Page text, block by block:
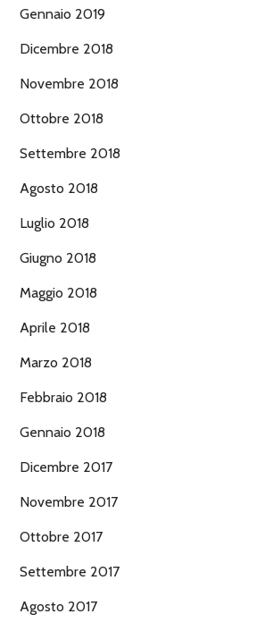
Gennaio 2019
Dicembre 2018
Novembre 2018
Ottobre 2018
Settembre 2018
Agosto 2018
Luglio 2018
Giugno 2018
Maggio 2018
Aprile 2018
Marzo 2018
Febbraio 2018
Gennaio 2018
Dicembre 2017
Novembre 2017
Ottobre 2017
Settembre 2017
Agosto 2017